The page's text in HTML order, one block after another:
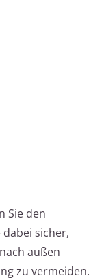
Sie den
sicher,
außen
zu vermeiden.